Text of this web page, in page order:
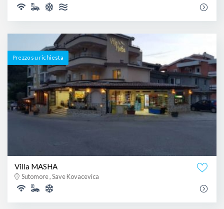
Prezzo su richiesta
Villa MASHA
Sutomore , Save Kovacevica